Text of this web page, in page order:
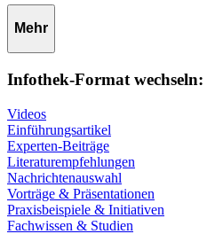
Mehr
Infothek-Format wechseln:
Videos
Einführungsartikel
Experten-Beiträge
Literaturempfehlungen
Nachrichtenauswahl
Vorträge & Präsentationen
Praxisbeispiele & Initiativen
Fachwissen & Studien